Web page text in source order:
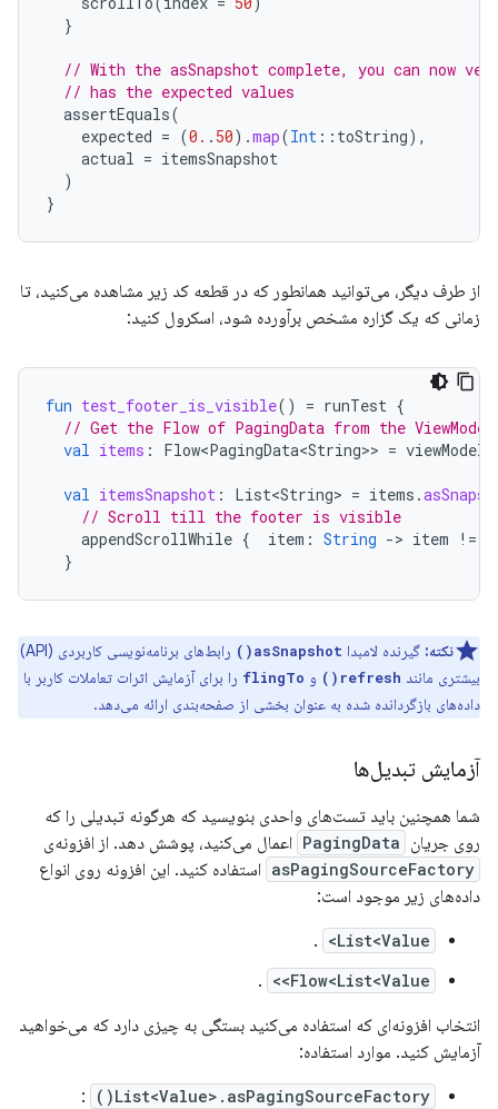
}
// With the asSnapshot complete, you can now
// has the expected values
assertEquals(
expected = (0. . 50).map(Int :: toString),
actual = itemsSnapshot
)
}
از طرف دیگر، می‌توانید همانطور که در قطعه کد زیر مشاهده می‌کنید، تا
زمانی که یک گزاره مشخص برآورده شود، اسکرول کنید:
fun test_footer_is_visible() = runTest {
// Get the Flow of PagingData from the
val items : Flow<PagingData<String>> = viewModel
val itemsSnapshot : List<String> = items .
// Scroll till the footer is visible
appendScrollWhile { item : String -> item !=
}
نکته: گیرنده لامبدا asSnapshot()
رابط‌های برنامه‌نویسی کاربردی (API)
بیشتری مانند refresh() و flingTo را برای آزمایش اثرات تعاملات کاربر با
داده‌های بازگردانده شده به عنوان بخشی از صفحه‌بندی ارائه می‌دهد.
آزمایش تبدیل‌ها
شما همچنین باید تست‌های واحدی بنویسید که هرگونه تبدیلی را که
روی جریان PagingData اعمال می‌کنید، پوشش دهد. از افزونه‌ی
asPagingSourceFactory استفاده کنید. این افزونه روی انواع
داده‌های زیر موجود است:
List<Value>
.
Flow<List<Value>>
.
انتخاب افزونه‌ای که استفاده می‌کنید بستگی به چیزی دارد که می‌خواهید
آزمایش کنید. موارد استفاده:
List<Value>.asPagingSourceFactory()
: